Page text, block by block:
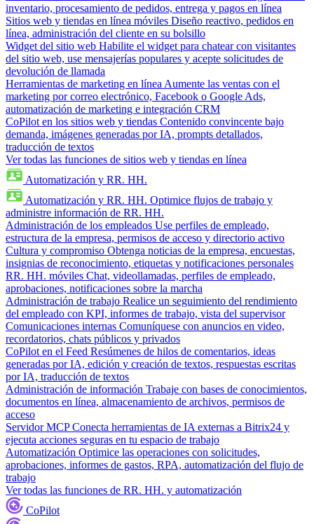
inventario, procesamiento de pedidos, entrega y pagos en línea
Sitios web y tiendas en línea móviles Diseño reactivo, pedidos en
línea, administración del cliente en su bolsillo
Widget del sitio web Habilite el widget para chatear con visitantes
del sitio web, use mensajerías populares y acepte solicitudes de
devolución de llamada
Herramientas de marketing en línea Aumente las ventas con el
marketing por correo electrónico, Facebook o Google Ads,
automatización de marketing e integración CRM
CoPilot en los sitios web y tiendas Contenido convincente bajo
demanda, imágenes generadas por IA, prompts detallados,
traducción de textos
Ver todas las funciones de sitios web y tiendas en línea
Automatización y RR. HH.
Automatización y RR. HH. Optimice flujos de trabajo y
administre información de RR. HH.
Administración de los empleados Use perfiles de empleado,
estructura de la empresa, permisos de acceso y directorio activo
Cultura y compromiso Obtenga noticias de la empresa, encuestas,
insignias de reconocimiento, etiquetas y notificaciones personales
RR. HH. móviles Chat, videollamadas, perfiles de empleado,
aprobaciones, notificaciones sobre la marcha
Administración de trabajo Realice un seguimiento del rendimiento
del empleado con KPI, informes de trabajo, vista del supervisor
Comunicaciones internas Comuníquese con anuncios en video,
recordatorios, chats públicos y privados
CoPilot en el Feed Resúmenes de hilos de comentarios, ideas
generadas por IA, edición y creación de textos, respuestas escritas
por IA, traducción de textos
Administración de información Trabaje con bases de conocimientos,
documentos en línea, almacenamiento de archivos, permisos de
acceso
Servidor MCP Conecta herramientas de IA externas a Bitrix24 y
ejecuta acciones seguras en tu espacio de trabajo
Automatización Optimice las operaciones con solicitudes,
aprobaciones, informes de gastos, RPA, automatización del flujo de
trabajo
Ver todas las funciones de RR. HH. y automatización
CoPilot